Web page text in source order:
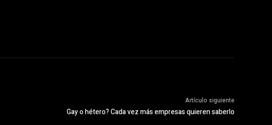
Artículo siguiente
Gay o hétero? Cada vez más empresas quieren saberlo